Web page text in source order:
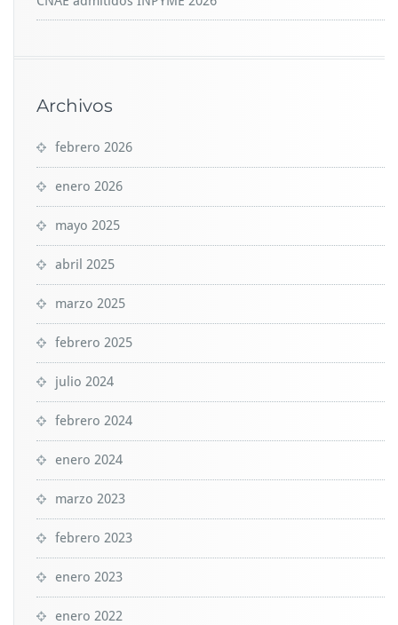
Archivos
febrero 2026
enero 2026
mayo 2025
abril 2025
marzo 2025
febrero 2025
julio 2024
febrero 2024
enero 2024
marzo 2023
febrero 2023
enero 2023
enero 2022